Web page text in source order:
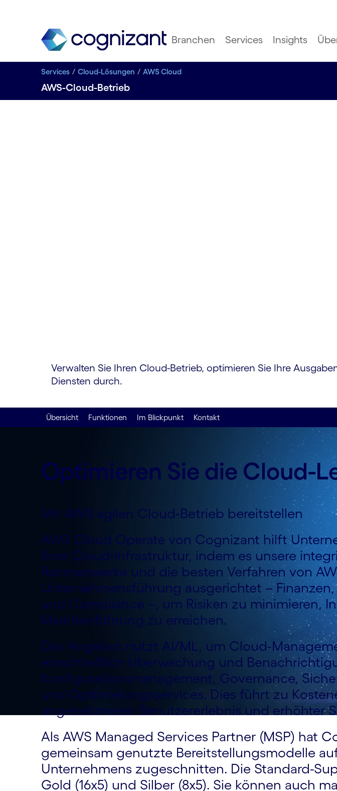
Branchen Services Insights
Services Cloud-Lösungen AWS Cloud
AWS-Cloud-Betrieb
Verwalten Sie Ihren Cloud-Betrieb, optimieren Sie Ihre
Diensten durch.
Übersicht Funktionen Im Blickpunkt Kontakt
Optimieren Sie die Cloud-
Mit AWS agilen Cloud-Betrieb bereitstellen
AWS Cloud Operate von Cognizant hilft
ihrer Cloud-Infrastruktur, indem es unsere
Rahmenwerke und die besten Verfahren von
Unternehmensführung ausgerichtet –
und Compliance –, um Risiken zu minimieren,
Markteinführung zu erreichen.
Das Angebot nutzt AI/ML, um Cloud-
einschließlich Überwachung und
Konfigurationsmanagement, Governance,
und Optimierungsservices. Dies führt zu
angenehmeren Benutzererlebnis und erhöhter
Als AWS Managed Services Partner (MSP) hat
gemeinsam genutzte Bereitstellungsmodelle
Unternehmens zugeschnitten. Die Standard-
Gold (16x5) und Silber (8x5). Sie können auch